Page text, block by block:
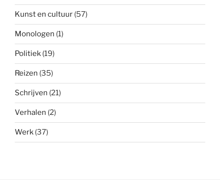
Kunst en cultuur (57)
Monologen (1)
Politiek (19)
Reizen (35)
Schrijven (21)
Verhalen (2)
Werk (37)